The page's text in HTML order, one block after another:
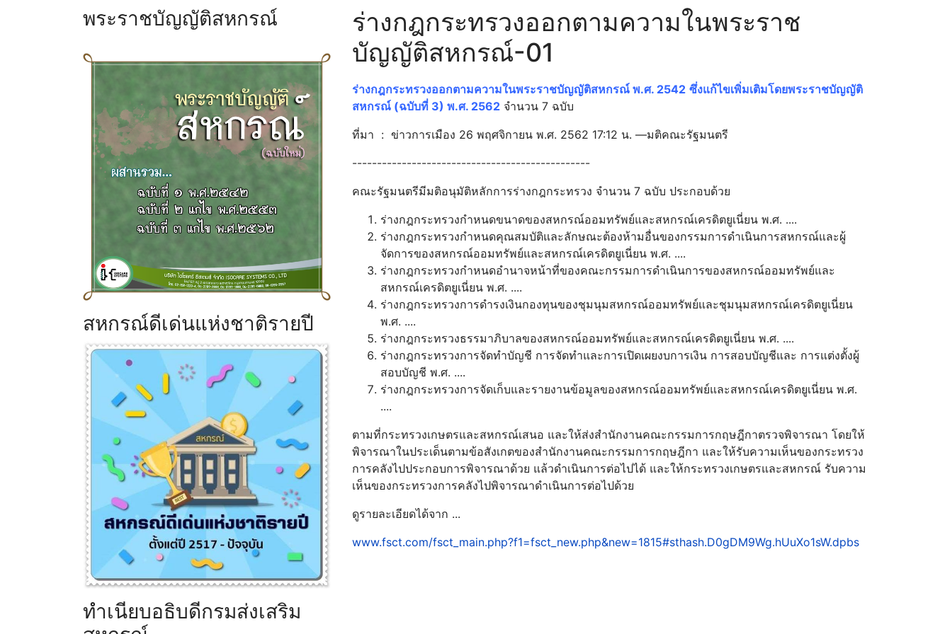
พระราชบัญญัติสหกรณ์
สหกรณ์ดีเด่นแห่งชาติรายปี
ทำเนียบอธิบดีกรมส่งเสริม
ร่างกฎกระทรวงออกตามความในพระราช
บัญญัติสหกรณ์-01
ร่างกฎกระทรวงออกตามความในพระราชบัญญัติสหกรณ์ พ.ศ. 2542 ซึ่งแก้ไขเพิ่มเติมโดยพระราชบัญญัติ
สหกรณ์ (ฉบับที่ 3) พ.ศ. 2562 จำนวน 7 ฉบับ
ที่มา : ข่าวการเมือง 26 พฤศจิกายน พ.ศ. 2562 17:12 น. —มติคณะรัฐมนตรี
------------------------------------------------
คณะรัฐมนตรีมีมติอนุมัติหลักการร่างกฎกระทรวง จำนวน 7 ฉบับ ประกอบด้วย
ร่างกฎกระทรวงกำหนดขนาดของสหกรณ์ออมทรัพย์และสหกรณ์เครดิตยูเนี่ยน พ.ศ. ....
ร่างกฎกระทรวงกำหนดคุณสมบัติและลักษณะต้องห้ามอื่นของกรรมการดำเนินการสหกรณ์และผู้
จัดการของสหกรณ์ออมทรัพย์และสหกรณ์เครดิตยูเนี่ยน พ.ศ. ....
ร่างกฎกระทรวงกำหนดอำนาจหน้าที่ของคณะกรรมการดำเนินการของสหกรณ์ออมทรัพย์และ
สหกรณ์เครดิตยูเนี่ยน พ.ศ. ....
ร่างกฎกระทรวงการดำรงเงินกองทุนของชุมนุมสหกรณ์ออมทรัพย์และชุมนุมสหกรณ์เครดิตยูเนี่ยน
พ.ศ. ....
ร่างกฎกระทรวงธรรมาภิบาลของสหกรณ์ออมทรัพย์และสหกรณ์เครดิตยูเนี่ยน พ.ศ. ....
ร่างกฎกระทรวงการจัดทำบัญชี การจัดทำและการเปิดเผยงบการเงิน การสอบบัญชีและ การแต่งตั้งผู้
สอบบัญชี พ.ศ. ....
ร่างกฎกระทรวงการจัดเก็บและรายงานข้อมูลของสหกรณ์ออมทรัพย์และสหกรณ์เครดิตยูเนี่ยน พ.ศ.
....
ตามที่กระทรวงเกษตรและสหกรณ์เสนอ และให้ส่งสำนักงานคณะกรรมการกฤษฎีกาตรวจพิจารณา โดยให้
พิจารณาในประเด็นตามข้อสังเกตของสำนักงานคณะกรรมการกฤษฎีกา และให้รับความเห็นของกระทรวง
การคลังไปประกอบการพิจารณาด้วย แล้วดำเนินการต่อไปได้ และให้กระทรวงเกษตรและสหกรณ์ รับความ
เห็นของกระทรวงการคลังไปพิจารณาดำเนินการต่อไปด้วย
ดูรายละเอียดได้จาก ...
www.fsct.com/fsct_main.php?f1=fsct_new.php&new=1815#sthash.D0gDM9Wg.hUuXo1sW.dpbs